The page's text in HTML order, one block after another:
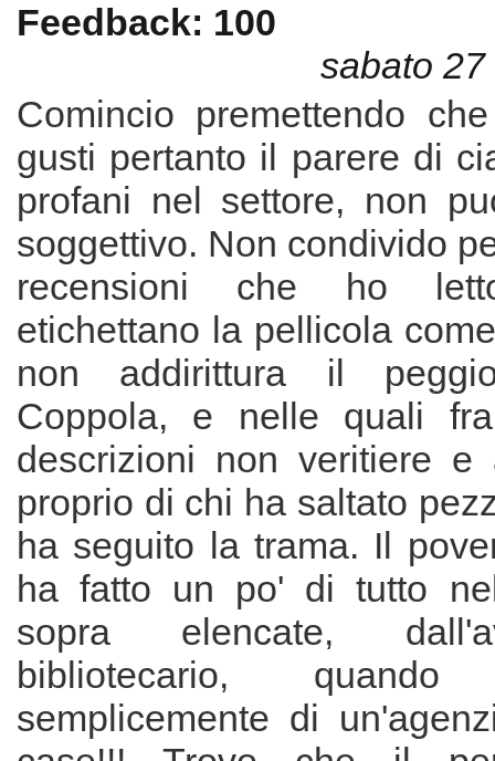
Feedback: 100
sabato
Comincio premettendo
gusti pertanto il parere di
profani nel settore, non
soggettivo. Non condivido
recensioni che ho
etichettano la pellicola
non addirittura il
Coppola, e nelle quali
descrizioni non veritiere
proprio di chi ha saltato
ha seguito la trama. Il
ha fatto un po' di tutto
sopra elencate,
bibliotecario,
semplicemente di